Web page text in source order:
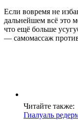
Если вовремя не
дальнейшем всё это
что ещё больше
— самомассаж
Читайте также:
Гиалуаль